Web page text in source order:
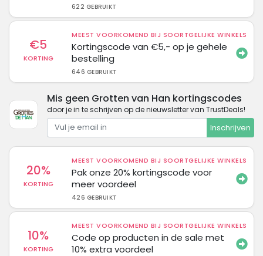
622 GEBRUIKT
€5
KORTING
MEEST VOORKOMEND BIJ SOORTGELIJKE WINKELS
Kortingscode van €5,- op je gehele
bestelling
646 GEBRUIKT
Mis geen Grotten van Han kortingscodes
door je in te schrijven op de nieuwsletter van TrustDeals!
Inschrijven
20%
KORTING
MEEST VOORKOMEND BIJ SOORTGELIJKE WINKELS
Pak onze 20% kortingscode voor
meer voordeel
426 GEBRUIKT
10%
KORTING
MEEST VOORKOMEND BIJ SOORTGELIJKE WINKELS
Code op producten in de sale met
10% extra voordeel